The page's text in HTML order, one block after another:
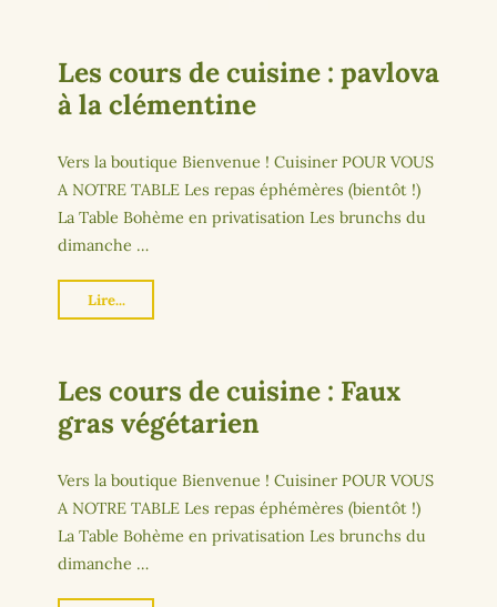
Les cours de cuisine : pavlova
à la clémentine
Vers la boutique Bienvenue ! Cuisiner POUR VOUS
A NOTRE TABLE Les repas éphémères (bientôt !)
La Table Bohème en privatisation Les brunchs du
dimanche …
Lire...
Les cours de cuisine : Faux
gras végétarien
Vers la boutique Bienvenue ! Cuisiner POUR VOUS
A NOTRE TABLE Les repas éphémères (bientôt !)
La Table Bohème en privatisation Les brunchs du
dimanche …